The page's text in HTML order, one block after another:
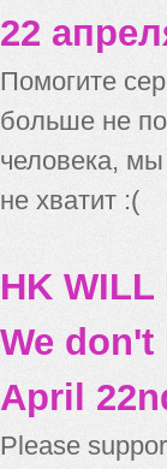
22
Помогите
больше не
человека,
не хватит :(
HK WILL
We
April
Please